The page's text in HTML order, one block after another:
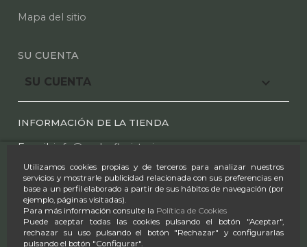
Utilizamos cookies propias y de terceros para analizar nuestros
servicios y mostrarle publicidad relacionada con sus preferencias en
base a un perfil elaborado a partir de sus hábitos de navegación (por
ejemplo, páginas visitadas).
Para más información consulte la Política de Cookies
Puede aceptar todas las cookies pulsando el botón "Aceptar",
rechazar su uso pulsando el botón "Rechazar" y configurarlas
pulsando el botón "Configurar".
Mapa del sitio
SU CUENTA
SU CUENTA 
INFORMACIÓN DE LA TIENDA
E mail: info@azaleafloristeria.com
Tel.:91 612 25 44 -91 610 00 97
Horario:
L-S 9:00-14:00 & 17:00-20:30
D 9:30-14:00